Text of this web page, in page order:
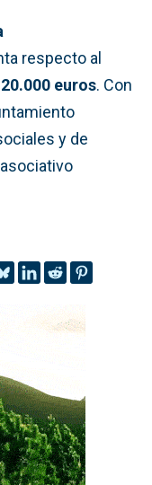
respecto al
euros. Con
y de